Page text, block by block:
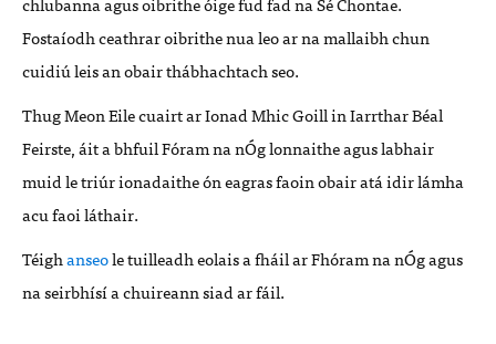
Fostaíodh ceathrar oibrithe nua leo ar na mallaibh chun
cuidiú leis an obair thábhachtach seo.
Thug Meon Eile cuairt ar Ionad Mhic Goill in Iarrthar Béal
Feirste, áit a bhfuil Fóram na nÓg lonnaithe agus labhair
muid le triúr ionadaithe ón eagras faoin obair atá idir lámha
acu faoi láthair.
Téighanseole tuilleadh eolais a fháil ar Fhóram na nÓg agus
na seirbhísí a chuireann siad ar fáil.